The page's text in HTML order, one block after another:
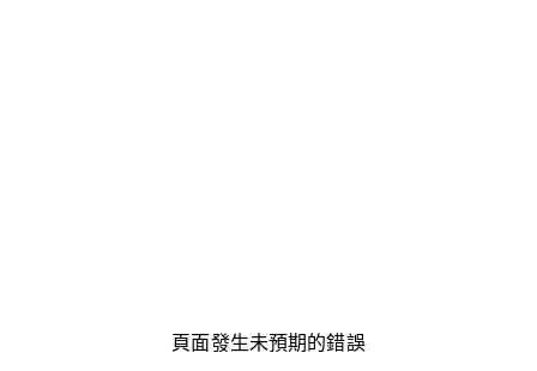
頁面發生未預期的錯誤